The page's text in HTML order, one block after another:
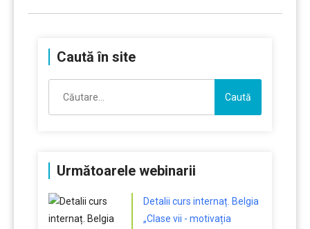
Caută în site
după:
Următoarele webinarii
Detalii curs internaț. Belgia
„Clase vii - motivația